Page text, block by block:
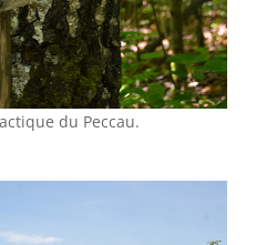
du Peccau.